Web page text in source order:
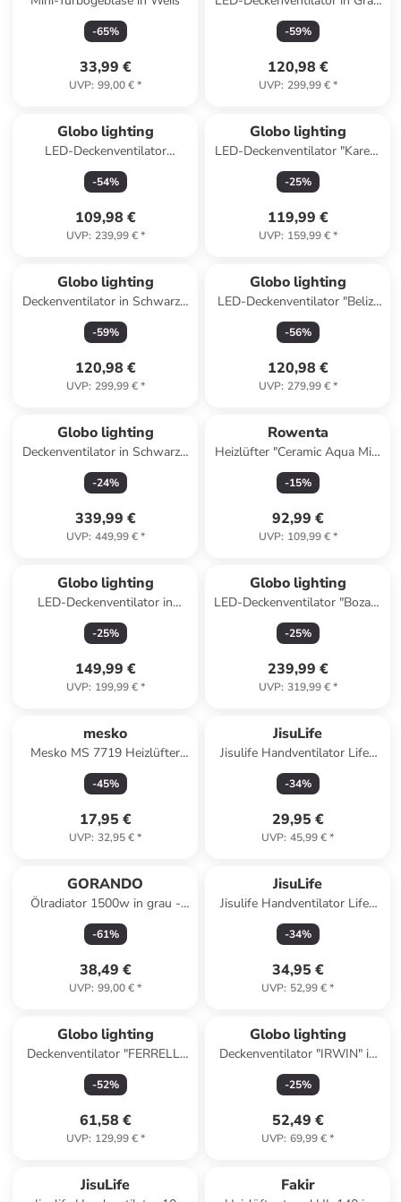
-65%
33,99 €
UVP: 99,00 €*
- (H)44,8 x Ø 91 cm
-59%
120,98 €
UVP: 299,99 €*
Globo lighting
LED-Deckenventilator
"Celinata" in Schwarz/ Braun -
(B)44 x (H)13,5 cm
-54%
109,98 €
UVP: 239,99 €*
Globo lighting
LED-Deckenventilator "Karen"
in Schwarz - (B)42 x (H)14,4 x
(T)28 cm
-25%
119,99 €
UVP: 159,99 €*
Globo lighting
Deckenventilator in Schwarz -
(H)18 x Ø 50 cm
-59%
120,98 €
UVP: 299,99 €*
Globo lighting
LED-Deckenventilator "Beliz"
in Weiß - (H)27,5 x Ø 10,6 cm
-56%
120,98 €
UVP: 279,99 €*
Globo lighting
Deckenventilator in Schwarz -
(H)37,2 x Ø 13,2 cm
-24%
339,99 €
UVP: 449,99 €*
Rowenta
Heizlüfter "Ceramic Aqua Mini
Excel" in Weiß/ Grau
-15%
92,99 €
UVP: 109,99 €*
Globo lighting
LED-Deckenventilator in
Braun/ Grau - (B)76 x (H)28cm
-25%
149,99 €
UVP: 199,99 €*
Globo lighting
LED-Deckenventilator "Bozan"
in Schwarz - (H)13,5 x Ø 50
cm
-25%
239,99 €
UVP: 319,99 €*
mesko
Mesko MS 7719 Heizlüfter
mit 2 Heizstufen - 2000 W,
Weiß in Weiß
-45%
17,95 €
UVP: 32,95 €*
JisuLife
Jisulife Handventilator Life8
Mini tragbarer USB Ventilator
-34%
29,95 €
UVP: 45,99 €*
GORANDO
Ölradiator 1500w in grau -
elektrische Zusatzheizung
-61%
38,49 €
UVP: 99,00 €*
JisuLife
Jisulife Handventilator Life8
Plus tragbarer USB Ventilator
-34%
34,95 €
UVP: 52,99 €*
Globo lighting
Deckenventilator "FERRELL"
in white
-52%
61,58 €
UVP: 129,99 €*
Globo lighting
Deckenventilator "IRWIN" in
black
-25%
52,49 €
UVP: 69,99 €*
JisuLife Fakir